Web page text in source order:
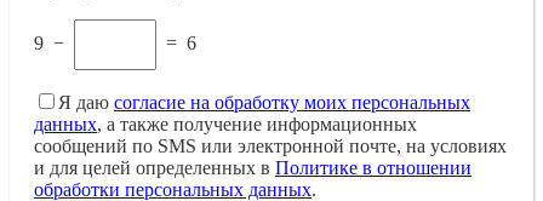
9 − = 6
Я даю согласие на обработку моих персональных
данных, а также получение информационных
сообщений по SMS или электронной почте, на условиях
и для целей определенных в Политике в отношении
обработки персональных данных.